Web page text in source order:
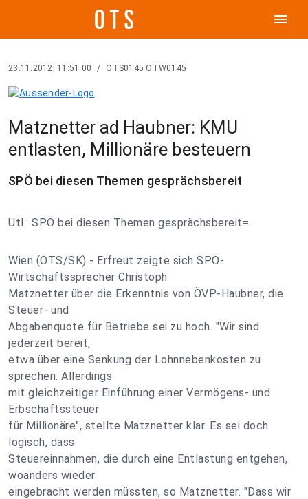
menu
23.11.2012, 11:51:00 / OTS0145 OTW0145
Matznetter ad Haubner: KMU
entlasten, Millionäre besteuern
SPÖ bei diesen Themen gesprächsbereit
Utl.: SPÖ bei diesen Themen gesprächsbereit=
Wien (OTS/SK) - Erfreut zeigte sich SPÖ-
Wirtschaftssprecher Christoph
Matznetter über die Erkenntnis von ÖVP-Haubner, die
Steuer- und
Abgabenquote für Betriebe sei zu hoch. "Wir sind
jederzeit bereit,
etwa über eine Senkung der Lohnnebenkosten zu
sprechen. Allerdings
mit gleichzeitiger Einführung einer Vermögens- und
Erbschaftssteuer
für Millionäre", stellte Matznetter klar. Es sei doch
logisch, dass
Steuereinnahmen, die durch eine Entlastung entgehen,
woanders wieder
eingebracht werden müssten, so Matznetter. "Dass wir